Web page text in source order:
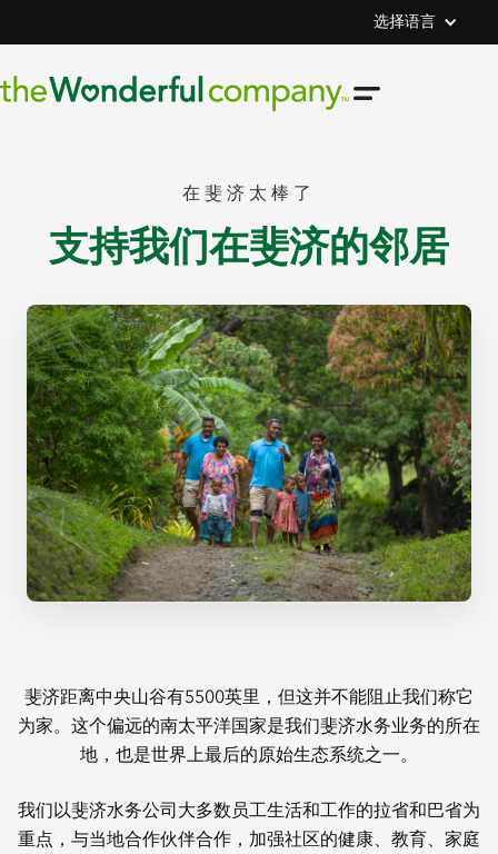
选择语言
在斐济太棒了
支持我们在斐济的邻居
斐济距离中央山谷有5500英里，但这并不能阻止我们称它
为家。这个偏远的南太平洋国家是我们斐济水务业务的所在
地，也是世界上最后的原始生态系统之一。
我们以斐济水务公司大多数员工生活和工作的拉省和巴省为
重点，与当地合作伙伴合作，加强社区的健康、教育、家庭